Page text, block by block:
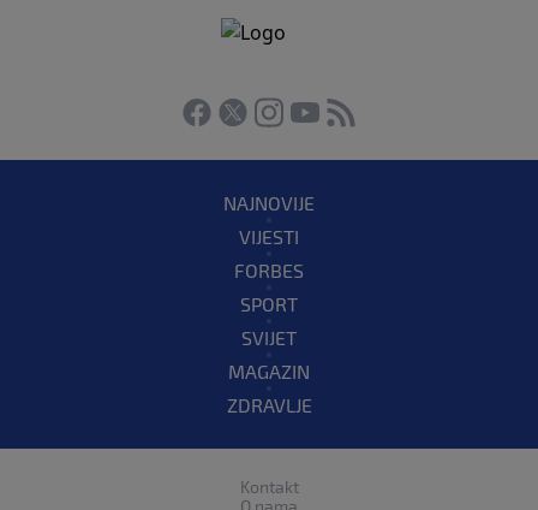
NAJNOVIJE
VIJESTI
FORBES
SPORT
SVIJET
MAGAZIN
ZDRAVLJE
Kontakt
O nama